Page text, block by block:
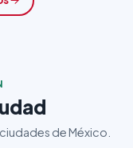
de México.